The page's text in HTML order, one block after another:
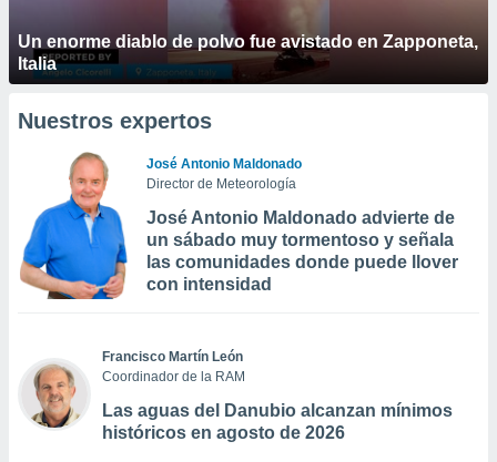
Un enorme diablo de polvo fue avistado en Zapponeta,
Italia
Nuestros expertos
José Antonio Maldonado
Director de Meteorología
José Antonio Maldonado advierte de
un sábado muy tormentoso y señala
las comunidades donde puede llover
con intensidad
Francisco Martín León
Coordinador de la RAM
Las aguas del Danubio alcanzan mínimos
históricos en agosto de 2026